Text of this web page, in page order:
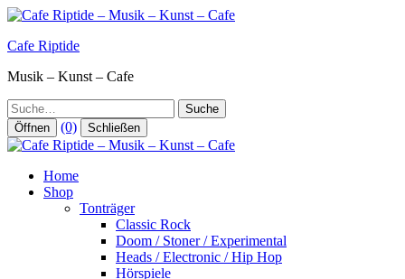
Zum
springen
Cafe Riptide
Musik – Kunst – Cafe
Suche
Öffnen (0) Schließen
Home
Shop
Tonträger
Classic Rock
Doom / Stoner / Experimental
Heads / Electronic / Hip Hop
Hörspiele